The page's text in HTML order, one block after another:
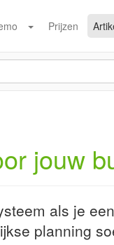
Prijzen
jouw
als je
planning